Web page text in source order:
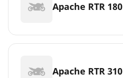
Apache RTR 180
Apache RTR 310